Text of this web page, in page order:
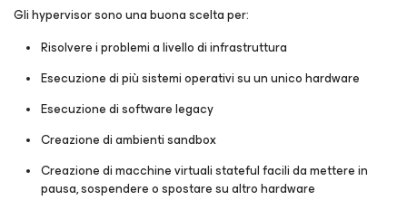
Gli hypervisor sono una buona scelta per:
Risolvere i problemi a livello di infrastruttura
Esecuzione di più sistemi operativi su un unico hardware
Esecuzione di software legacy
Creazione di ambienti sandbox
Creazione di macchine virtuali stateful facili da mettere in
pausa, sospendere o spostare su altro hardware